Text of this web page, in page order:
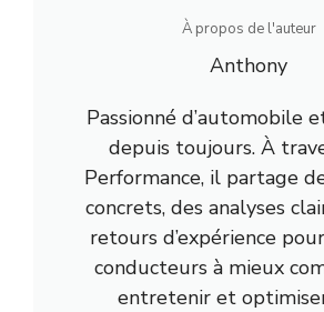
À propos de l'auteur
Anthony
Passionné d’automobile
depuis toujours. À
Performance, il partage
concrets, des analyses
retours d’expérience
conducteurs à mieux
entretenir et